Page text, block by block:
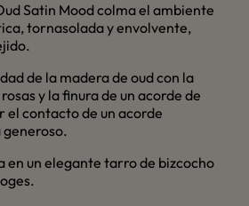
Satin Mood colma el ambiente
tornasolada y envolvente,
de la madera de oud con la
y la finura de un acorde de
el contacto de un acorde
en un elegante tarro de bizcocho